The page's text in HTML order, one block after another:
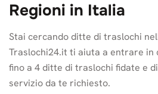
Regioni in Italia
Stai cercando ditte di traslochi
Traslochi24.it ti aiuta a entrare
fino a 4 ditte di traslochi fidate e
servizio da te richiesto.